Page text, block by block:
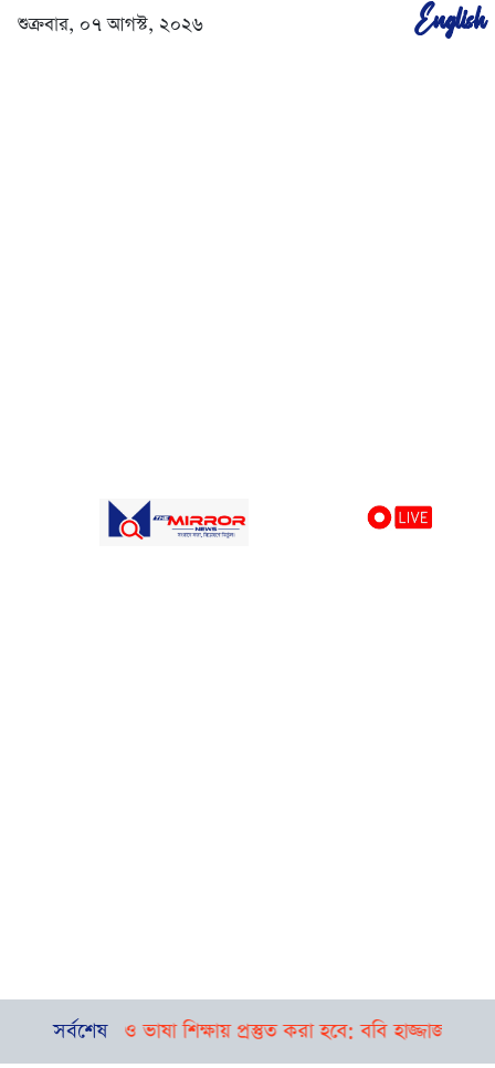
শুক্রবার, ০৭ আগস্ট, ২০২৬ English
সর্বশেষ
ও ভাষা শিক্ষায় প্রস্তুত করা হবে: ববি হাজ্জাজবগুড়া-